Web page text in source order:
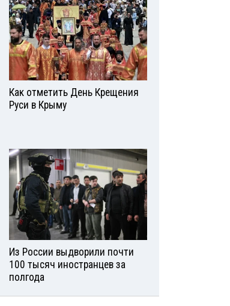
Как отметить День Крещения
Руси в Крыму
Из России выдворили почти
100 тысяч иностранцев за
полгода